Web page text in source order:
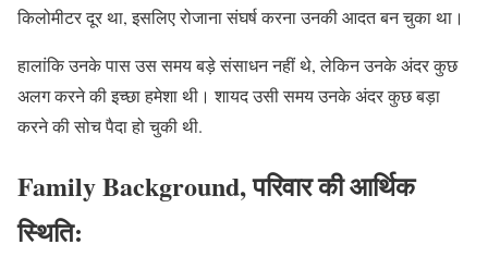
किलोमीटर दूर था, इसलिए रोजाना संघर्ष करना उनकी आदत बन चुका था।
हालांकि उनके पास उस समय बड़े संसाधन नहीं थे, लेकिन उनके अंदर कुछ
अलग करने की इच्छा हमेशा थी। शायद उसी समय उनके अंदर कुछ बड़ा
करने की सोच पैदा हो चुकी थी.
Family Background, परिवार की आर्थिक
स्थिति: